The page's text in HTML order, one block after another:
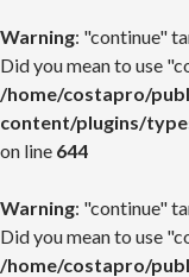
Warning: "continue"
Did you mean to use
/home/costapro/
content/plugins/
on line 644
Warning: "continue"
Did you mean to use
/home/costapro/